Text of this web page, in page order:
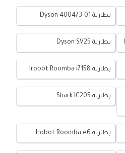
بطارية Dyson 400473-01
بطارية Dyson SV25
بطارية Irobot Roomba i7158
بطارية Shark IC205
بطارية Irobot Roomba e6